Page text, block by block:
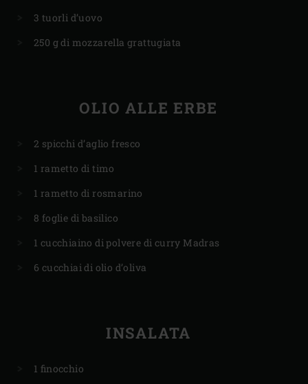
3 tuorli d’uovo
250 g di mozzarella grattugiata
OLIO ALLE ERBE
2 spicchi d’aglio fresco
1 rametto di timo
1 rametto di rosmarino
8 foglie di basilico
1 cucchiaino di polvere di curry Madras
6 cucchiai di olio d’oliva
INSALATA
1 finocchio